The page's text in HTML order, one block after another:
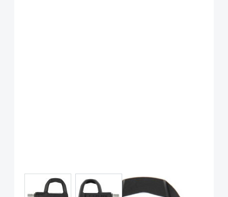
View larger imageView larger image